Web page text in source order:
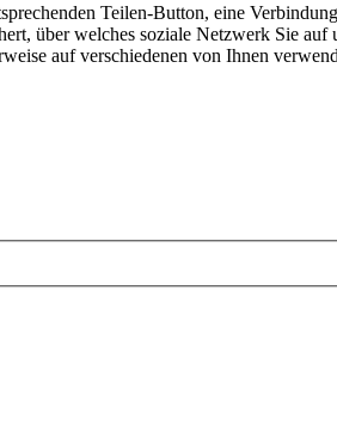
Teilen-Button, eine
über welches soziale Netzwerk Sie
auf verschiedenen von Ihnen